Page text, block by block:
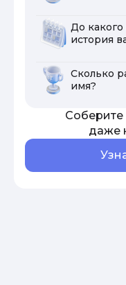
До какого
история
Сколько
имя?
Соберите
даже